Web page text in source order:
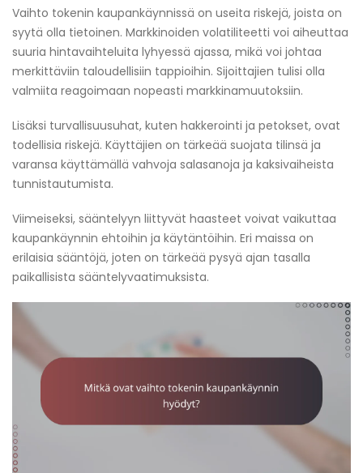
Vaihto tokenin kaupankäynnissä on useita riskejä, joista on
syytä olla tietoinen. Markkinoiden volatiliteetti voi aiheuttaa
suuria hintavaihteluita lyhyessä ajassa, mikä voi johtaa
merkittäviin taloudellisiin tappioihin. Sijoittajien tulisi olla
valmiita reagoimaan nopeasti markkinamuutoksiin.
Lisäksi turvallisuusuhat, kuten hakkerointi ja petokset, ovat
todellisia riskejä. Käyttäjien on tärkeää suojata tilinsä ja
varansa käyttämällä vahvoja salasanoja ja kaksivaiheista
tunnistautumista.
Viimeiseksi, sääntelyyn liittyvät haasteet voivat vaikuttaa
kaupankäynnin ehtoihin ja käytäntöihin. Eri maissa on
erilaisia sääntöjä, joten on tärkeää pysyä ajan tasalla
paikallisista sääntelyvaatimuksista.